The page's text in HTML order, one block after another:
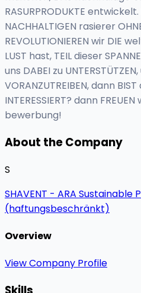
RASURPRODUKTE
NACHHALTIGEN rasierer
REVOLUTIONIEREN wir DIE
LUST hast, TEIL dieser
uns DABEI zu
VORANZUTREIBEN, dann
INTERESSIERT? dann
bewerbung!
About the Company
S
SHAVENT - ARA Sustainable
(haftungsbeschränkt)
Overview
View Company Profile